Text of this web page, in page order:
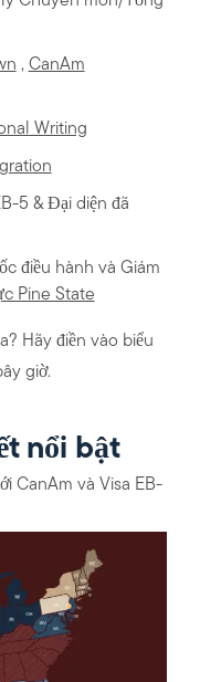
, CanAm
Writing
5 & Đại diện đã
điều hành và Giám
Pine State
Hãy điền vào biểu
giờ.
nổi bật
CanAm và Visa EB-